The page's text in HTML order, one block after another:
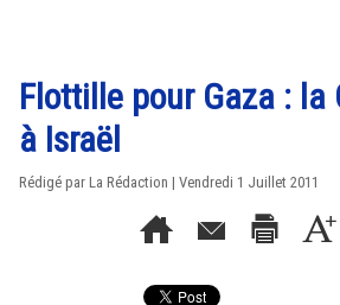
Flottille pour Gaza : la
à Israël
Rédigé par La Rédaction | Vendredi 1 Juillet 2011